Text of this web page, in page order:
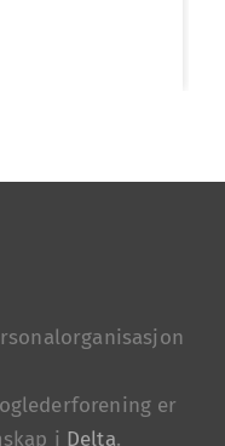
er
i Delta.